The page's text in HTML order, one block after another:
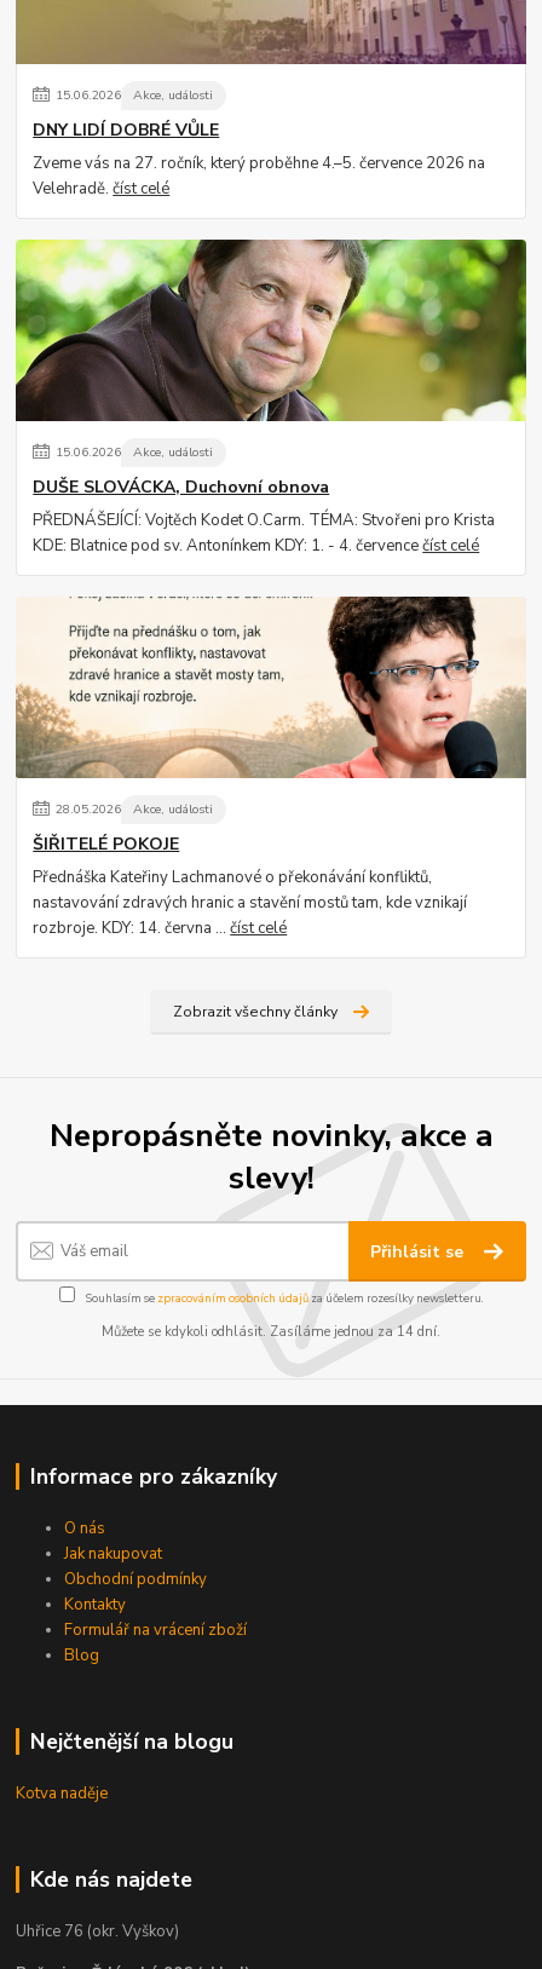
15.06.2026 Akce, události
DNY LIDÍ DOBRÉ VŮLE
Zveme vás na 27. ročník, který proběhne 4.–5. července 2026 na
Velehradě.číst celé
15.06.2026 Akce, události
DUŠE SLOVÁCKA, Duchovní obnova
PŘEDNÁŠEJÍCÍ: Vojtěch Kodet O.Carm. TÉMA: Stvořeni pro Krista
KDE: Blatnice pod sv. Antonínkem KDY: 1. - 4. červencečíst celé
28.05.2026 Akce, události
ŠIŘITELÉ POKOJE
Přednáška Kateřiny Lachmanové o překonávání konfliktů,
nastavování zdravých hranic a stavění mostů tam, kde vznikají
rozbroje. KDY: 14. června ...číst celé
Zobrazit všechny články
Nepropásněte novinky, akce a
slevy!
Přihlásit se
Souhlasím se zpracováním osobních údajůza účelem rozesílky newsletteru.
Můžete se kdykoli odhlásit. Zasíláme jednou za 14 dní.
Informace pro zákazníky
O nás
Jak nakupovat
Obchodní podmínky
Kontakty
Formulář na vrácení zboží
Blog
Nejčtenější na blogu
Kotva naděje
Kde nás najdete
Uhřice 76 (okr. Vyškov)